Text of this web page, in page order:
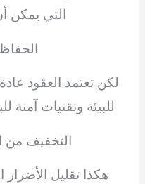
التي يمكن
لكن تعتمد العقود
للبيئة وتقنيات
التخفيف من
هكذا تقليل